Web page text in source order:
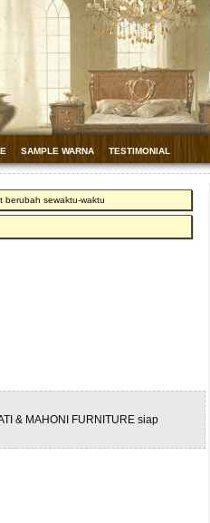
SAMPLE WARNA
TESTIMONIAL
berubah sewaktu-waktu
& MAHONI FURNITURE siap